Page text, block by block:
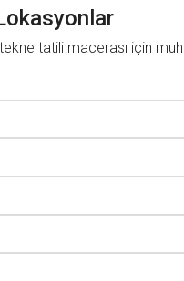
tatili macerası için